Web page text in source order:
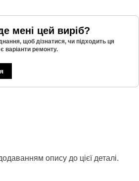
мені цей виріб?
щоб дізнатися, чи підходить ця
варіанти ремонту.
опису до цієї деталі.